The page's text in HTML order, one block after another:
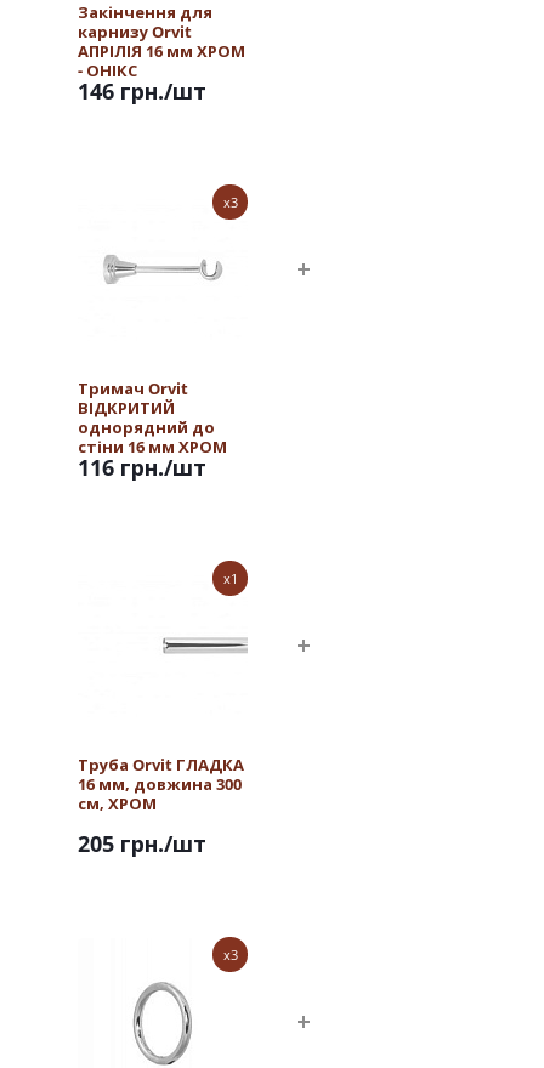
Закінчення для
карнизу Orvit
АПРІЛІЯ 16 мм ХРОМ
- ОНІКС
146 грн./шт
x3
Тримач Orvit
ВІДКРИТИЙ
однорядний до
стіни 16 мм ХРОМ
116 грн./шт
x1
Труба Orvit ГЛАДКА
16 мм, довжина 300
см, ХРОМ
205 грн./шт
x3